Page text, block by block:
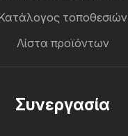
τοποθεσιών
Λίστα προϊόντων
Συνεργασία